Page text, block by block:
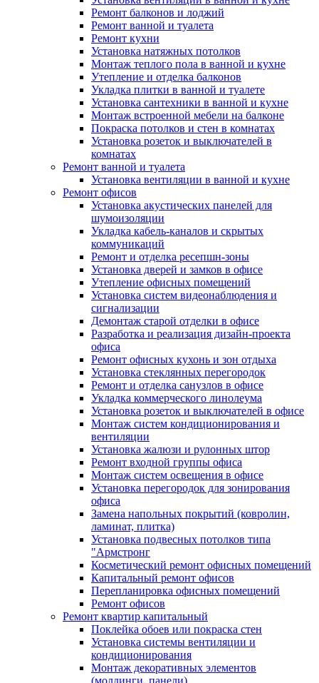
Ремонт балконов и лоджий
Ремонт ванной и туалета
Ремонт кухни
Установка натяжных потолков
Монтаж теплого пола в ванной и кухне
Утепление и отделка балконов
Укладка плитки в ванной и туалете
Установка сантехники в ванной и кухне
Монтаж встроенной мебели на балконе
Покраска потолков и стен в комнатах
Установка розеток и выключателей в
комнатах
Ремонт ванной и туалета
Установка вентиляции в ванной и кухне
Ремонт офисов
Установка акустических панелей для
шумоизоляции
Укладка кабель-каналов и скрытых
коммуникаций
Ремонт и отделка ресепшн-зоны
Установка дверей и замков в офисе
Утепление офисных помещений
Установка систем видеонаблюдения и
сигнализации
Демонтаж старой отделки в офисе
Разработка и реализация дизайн-проекта
офиса
Ремонт офисных кухонь и зон отдыха
Установка стеклянных перегородок
Ремонт и отделка санузлов в офисе
Укладка коммерческого линолеума
Установка розеток и выключателей в офисе
Монтаж систем кондиционирования и
вентиляции
Установка жалюзи и рулонных штор
Ремонт входной группы офиса
Монтаж систем освещения в офисе
Установка перегородок для зонирования
офиса
Замена напольных покрытий (ковролин,
ламинат, плитка)
Установка подвесных потолков типа
"Армстронг
Косметический ремонт офисных помещений
Капитальный ремонт офисов
Перепланировка офисных помещений
Ремонт офисов
Ремонт квартир капитальный
Поклейка обоев или покраска стен
Установка системы вентиляции и
кондиционирования
Монтаж декоративных элементов
(молдинги, панели)